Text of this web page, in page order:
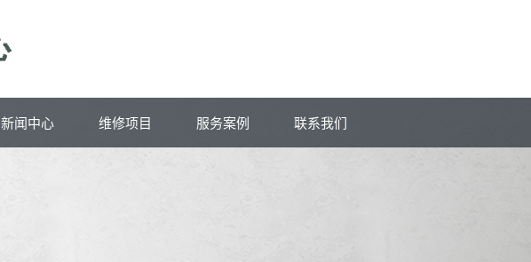
新闻中心 维修项目 服务案例 联系我们